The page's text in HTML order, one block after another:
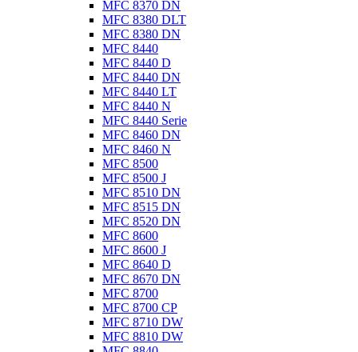
MFC 8370 DN
MFC 8380 DLT
MFC 8380 DN
MFC 8440
MFC 8440 D
MFC 8440 DN
MFC 8440 LT
MFC 8440 N
MFC 8440 Serie
MFC 8460 DN
MFC 8460 N
MFC 8500
MFC 8500 J
MFC 8510 DN
MFC 8515 DN
MFC 8520 DN
MFC 8600
MFC 8600 J
MFC 8640 D
MFC 8670 DN
MFC 8700
MFC 8700 CP
MFC 8710 DW
MFC 8810 DW